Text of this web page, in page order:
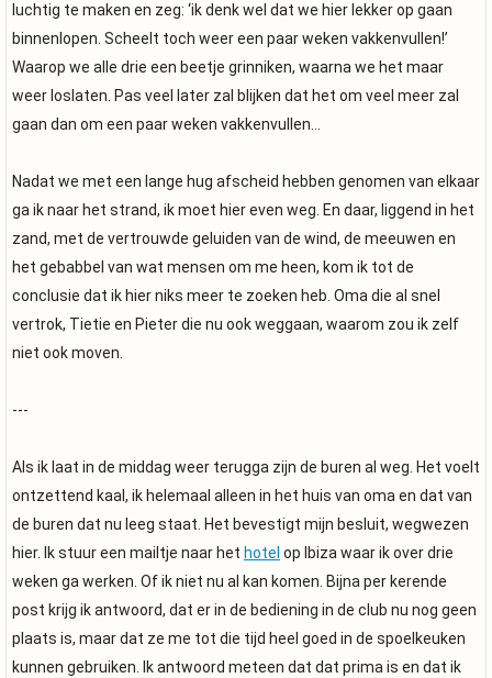
luchtig te maken en zeg: ‘ik denk wel dat we hier lekker op gaan
binnenlopen. Scheelt toch weer een paar weken vakkenvullen!’
Waarop we alle drie een beetje grinniken, waarna we het maar
weer loslaten. Pas veel later zal blijken dat het om veel meer zal
gaan dan om een paar weken vakkenvullen…
Nadat we met een lange hug afscheid hebben genomen van elkaar
ga ik naar het strand, ik moet hier even weg. En daar, liggend in het
zand, met de vertrouwde geluiden van de wind, de meeuwen en
het gebabbel van wat mensen om me heen, kom ik tot de
conclusie dat ik hier niks meer te zoeken heb. Oma die al snel
vertrok, Tietie en Pieter die nu ook weggaan, waarom zou ik zelf
niet ook moven.
---
Als ik laat in de middag weer terugga zijn de buren al weg. Het voelt
ontzettend kaal, ik helemaal alleen in het huis van oma en dat van
de buren dat nu leeg staat. Het bevestigt mijn besluit, wegwezen
hier. Ik stuur een mailtje naar het hotel op Ibiza waar ik over drie
weken ga werken. Of ik niet nu al kan komen. Bijna per kerende
post krijg ik antwoord, dat er in de bediening in de club nu nog geen
plaats is, maar dat ze me tot die tijd heel goed in de spoelkeuken
kunnen gebruiken. Ik antwoord meteen dat dat prima is en dat ik